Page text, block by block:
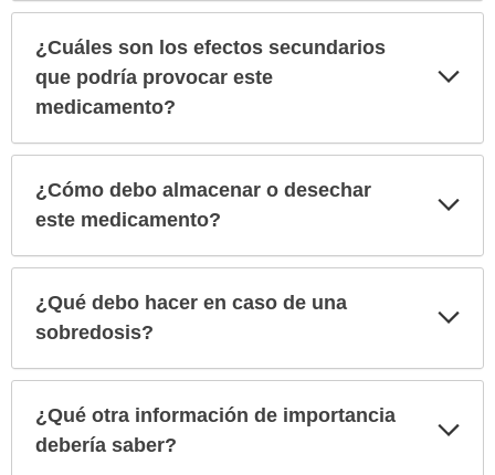
¿Cuáles son los efectos secundarios
que podría provocar este
medicamento?
¿Cómo debo almacenar o desechar
este medicamento?
¿Qué debo hacer en caso de una
sobredosis?
¿Qué otra información de importancia
debería saber?